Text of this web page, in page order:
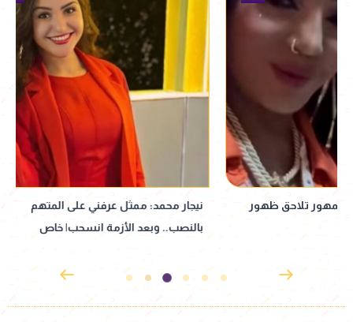
نيجار محمد: ممثل عرفني على المتهم
بالنصب.. وبعد الأزمة انسحب| خاص
من "رابعة
محطات في مشوار